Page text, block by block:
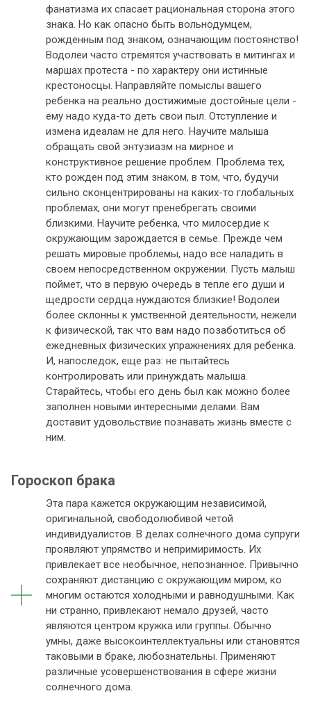
фанатизма их спасает рациональная сторона этого
знака. Но как опасно быть вольнодумцем,
рожденным под знаком, означающим постоянство!
Водолеи часто стремятся участвовать в митингах и
маршах протеста - по характеру они истинные
крестоносцы. Направляйте помыслы вашего
ребенка на реально достижимые достойные цели -
ему надо куда-то деть свои пыл. Отступление и
измена идеалам не для него. Научите малыша
обращать свой энтузиазм на мирное и
конструктивное решение проблем. Проблема тех,
кто рожден под этим знаком, в том, что, будучи
сильно сконцентрированы на каких-то глобальных
проблемах, они могут пренебрегать своими
близкими. Научите ребенка, что милосердие к
окружающим зарождается в семье. Прежде чем
решать мировые проблемы, надо все наладить в
своем непосредственном окружении. Пусть малыш
поймет, что в первую очередь в тепле его души и
щедрости сердца нуждаются близкие! Водолеи
более склонны к умственной деятельности, нежели
к физической, так что вам надо позаботиться об
ежедневных физических упражнениях для ребенка.
И, напоследок, еще раз: не пытайтесь
контролировать или принуждать малыша.
Старайтесь, чтобы его день был как можно более
заполнен новыми интересными делами. Вам
доставит удовольствие познавать жизнь вместе с
ним.
Гороскоп брака
Эта пара кажется окружающим независимой,
оригинальной, свободолюбивой четой
индивидуалистов. В делах солнечного дома супруги
проявляют упрямство и непримиримость. Их
привлекает все необычное, непознанное. Привычно
сохраняют дистанцию с окружающим миром, ко
многим остаются холодными и равнодушными. Как
ни странно, привлекают немало друзей, часто
являются центром кружка или группы. Обычно
умны, даже высокоинтеллектуальны или становятся
таковыми в браке, любознательны. Применяют
различные усовершенствования в сфере жизни
солнечного дома.